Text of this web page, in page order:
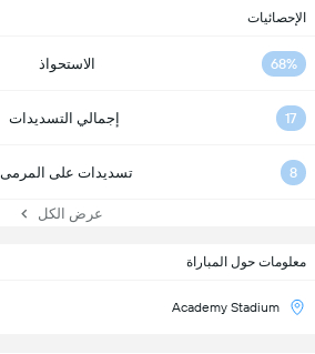
الإحصائيات
68% الاستحواذ
17 إجمالي التسديدات
8 تسديدات على المرمى
عرض الكل
معلومات حول المباراة
Academy Stadium